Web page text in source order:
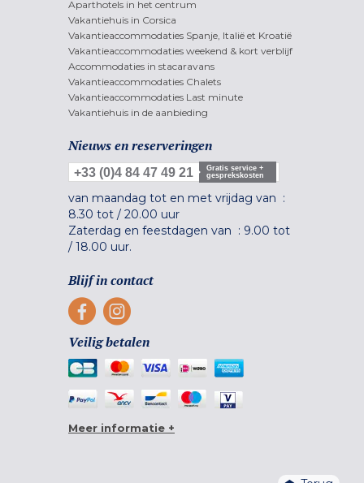
Aparthotels in het centrum
Vakantiehuis in Corsica
Vakantieaccommodaties Spanje, Italië et Kroatië
Vakantieaccommodaties weekend & kort verblijf
Accommodaties in stacaravans
Vakantieaccommodaties Chalets
Vakantieaccommodaties Last minute
Vakantiehuis in de aanbieding
Nieuws en reserveringen
+33 (0)4 84 47 49 21
Gratis service +
gesprekskosten
van maandag tot en met vrijdag van :
8.30 tot / 20.00 uur
Zaterdag en feestdagen van : 9.00 tot
/ 18.00 uur.
Blijf in contact
Veilig betalen
Meer informatie +